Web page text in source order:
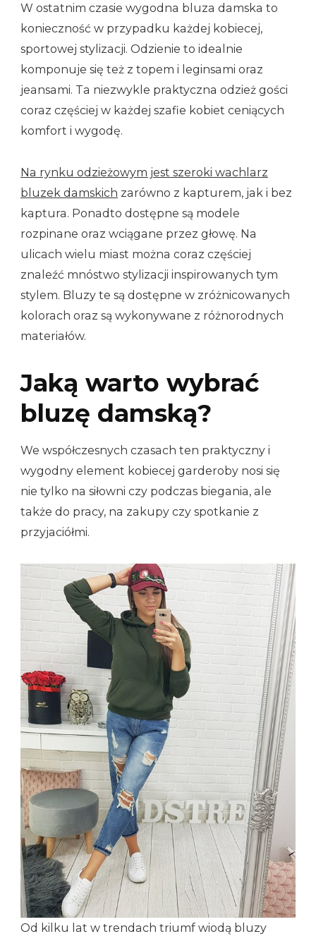
W ostatnim czasie wygodna bluza damska to
konieczność w przypadku każdej kobiecej,
sportowej stylizacji. Odzienie to idealnie
komponuje się też z topem i leginsami oraz
jeansami. Ta niezwykle praktyczna odzież gości
coraz częściej w każdej szafie kobiet ceniących
komfort i wygodę.
Na rynku odzieżowym jest szeroki wachlarz
bluzek damskich zarówno z kapturem, jak i bez
kaptura. Ponadto dostępne są modele
rozpinane oraz wciągane przez głowę. Na
ulicach wielu miast można coraz częściej
znaleźć mnóstwo stylizacji inspirowanych tym
stylem. Bluzy te są dostępne w zróżnicowanych
kolorach oraz są wykonywane z różnorodnych
materiałów.
Jaką warto wybrać
bluzę damską?
We współczesnych czasach ten praktyczny i
wygodny element kobiecej garderoby nosi się
nie tylko na siłowni czy podczas biegania, ale
także do pracy, na zakupy czy spotkanie z
przyjaciółmi.
Od kilku lat w trendach triumf wiodą bluzy